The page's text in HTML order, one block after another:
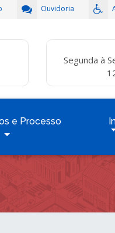
Ouvidoria
Segunda à
e Processo